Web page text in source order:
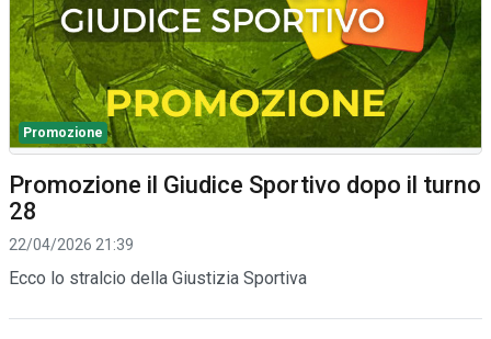
Promozione
Promozione il Giudice Sportivo dopo il turno
28
22/04/2026 21:39
Ecco lo stralcio della Giustizia Sportiva